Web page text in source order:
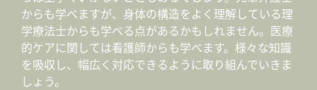
からも学べますが、身体の構造をよく理解している理
学療法士からも学べる点があるかもしれません。医療
的ケアに関しては看護師からも学べます。様々な知識
を吸収し、幅広く対応できるように取り組んでいきま
しょう。